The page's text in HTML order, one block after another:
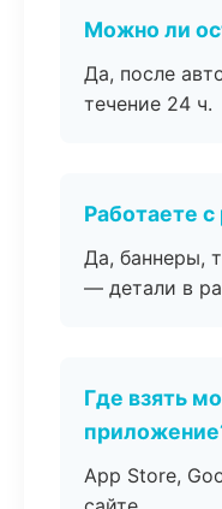
Можно ли
Да, после
течение 24 ч.
Работаете
Да, баннеры,
— детали в
Где взять
App Store,